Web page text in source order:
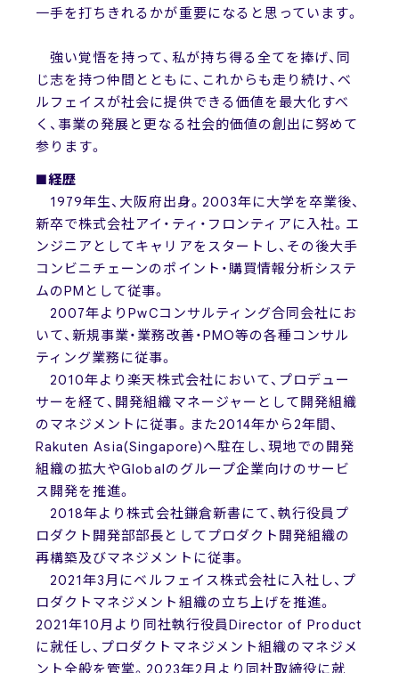
一手を打ちきれるかが重要になると思っています。
強い覚悟を持って、私が持ち得る全てを捧げ、同
じ志を持つ仲間とともに、これからも走り続け、ベ
ルフェイスが社会に提供できる価値を最大化すべ
く、事業の発展と更なる社会的価値の創出に努めて
参ります。
■経歴
1979年生、大阪府出身。2003年に大学を卒業後、
新卒で株式会社アイ・ティ・フロンティアに入社。エ
ンジニアとしてキャリアをスタートし、その後大手
コンビニチェーンのポイント・購買情報分析システ
ムのPMとして従事。
2007年よりPwCコンサルティング合同会社にお
いて、新規事業・業務改善・PMO等の各種コンサル
ティング業務に従事。
2010年より楽天株式会社において、プロデュー
サーを経て、開発組織マネージャーとして開発組織
のマネジメントに従事。また2014年から2年間、
Rakuten Asia(Singapore)へ駐在し、現地での開発
組織の拡大やGlobalのグループ企業向けのサービ
ス開発を推進。
2018年より株式会社鎌倉新書にて、執行役員プ
ロダクト開発部部長としてプロダクト開発組織の
再構築及びマネジメントに従事。
2021年3月にベルフェイス株式会社に入社し、プ
ロダクトマネジメント組織の立ち上げを推進。
2021年10月より同社執行役員Director of Product
に就任し、プロダクトマネジメント組織のマネジメ
ント全般を管掌。2023年2月より同社取締役に就